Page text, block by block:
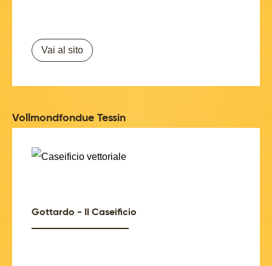
Vai al sito
Vollmondfondue Tessin
Gottardo - Il Caseificio